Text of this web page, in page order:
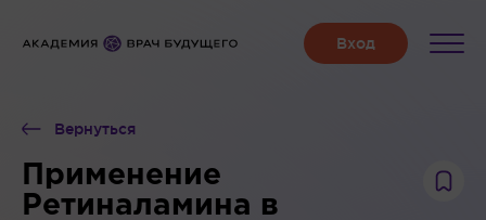
Вернуться
Применение
Ретиналамина в